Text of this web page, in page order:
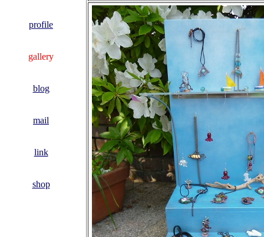
profile
gallery
blog
mail
link
shop